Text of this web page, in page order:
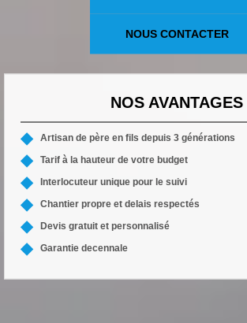
NOUS CONTACTER
NOS AVANTAGES
Artisan de père en fils depuis 3 générations
Tarif à la hauteur de votre budget
Interlocuteur unique pour le suivi
Chantier propre et delais respectés
Devis gratuit et personnalisé
Garantie decennale